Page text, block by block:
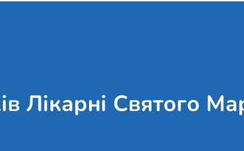
Лікарні Святого